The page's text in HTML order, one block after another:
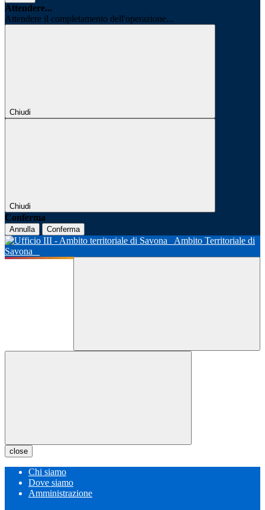
Attendere...
Attendere il completamento dell'operazione...
Chiudi
Chiudi
Conferma
Annulla Conferma
Ambito Territoriale di
Savona
close
Chi siamo
Dove siamo
Amministrazione